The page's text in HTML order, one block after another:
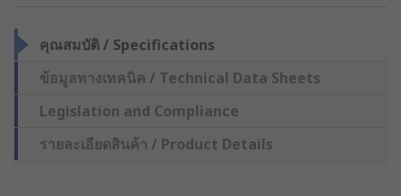
คุณสมบัติ / Specifications
ข้อมูลทางเทคนิค / Technical Data Sheets
Legislation and Compliance
รายละเอียดสินค้า / Product Details